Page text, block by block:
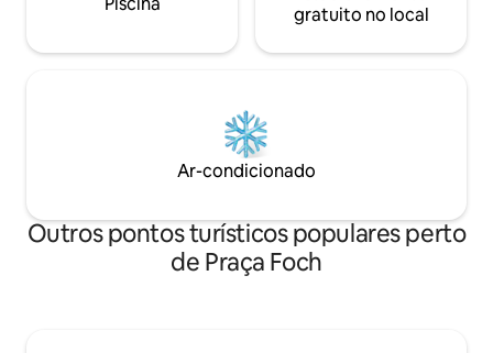
gratuito no local
Ar-condicionado
Outros pontos turísticos populares perto
de Praça Foch